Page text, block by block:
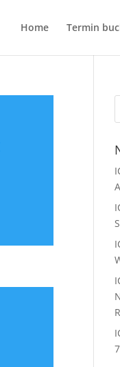
Home Termin
7